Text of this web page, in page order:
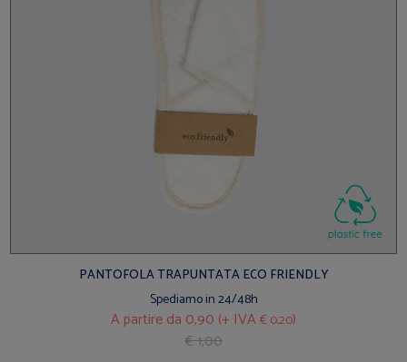
PANTOFOLA TRAPUNTATA ECO FRIENDLY
Spediamo in 24/48h
A partire da 0,90 (+ IVA€ 0,20)
€ 1,00